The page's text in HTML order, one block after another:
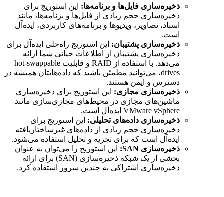
ذخیره‌سازی فایل‌ها و برنامه‌ها: این استوریج برای
ذخیره‌سازی حجم زیادی از فایل‌ها و برنامه‌ها، مانند
اسناد، تصاویر، ویدیوها و برنامه‌های کاربردی، ایده‌آل
است.
ذخیره‌سازی پشتیبان: این استوریج راه‌حلی ایده‌آل برای
ذخیره‌سازی پشتیبان از اطلاعات حیاتی شما ارائه
می‌دهد. با استفاده از RAID و قابلیت hot-swappable
drives، می‌توانید مطمئن باشید که داده‌هایتان همیشه در
دسترس و ایمن هستند.
ذخیره‌سازی مجازی: این استوریج برای ذخیره‌سازی
ماشین‌های مجازی در محیط‌های مجازی‌سازی مانند
VMware vSphere ایده‌آل است.
ذخیره‌سازی داده‌های تحلیلی: این استوریج برای
ذخیره‌سازی حجم زیادی از داده‌های غیرساختاریافته
ایده‌آل است که برای تجزیه و تحلیل استفاده می‌شود.
ذخیره‌سازی SAN:
این استوریج را می‌توان به عنوان
بخشی از یک شبکه ذخیره‌سازی (SAN) برای ارائه
ذخیره‌سازی اشتراکی به چندین سرور استفاده کرد.